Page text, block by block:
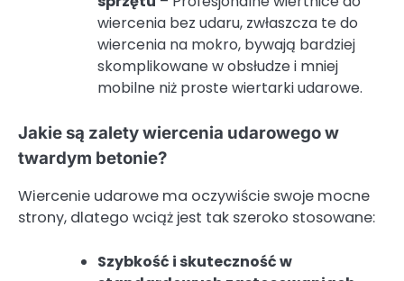
wiercenia bez udaru, zwłaszcza te do
wiercenia na mokro, bywają bardziej
skomplikowane w obsłudze i mniej
mobilne niż proste wiertarki udarowe.
Jakie są zalety wiercenia udarowego w
twardym betonie?
Wiercenie udarowe ma oczywiście swoje mocne
strony, dlatego wciąż jest tak szeroko stosowane:
Szybkość i skuteczność w